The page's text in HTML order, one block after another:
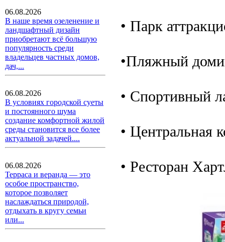
06.08.2026
В наше время озеленение и
ландшафтный дизайн
приобретают всё большую
популярность среди
владельцев частных домов,
дач,...
06.08.2026
В условиях городской суеты
и постоянного шума
создание комфортной жилой
среды становится все более
актуальной задачей....
06.08.2026
Терраса и веранда — это
особое пространство,
которое позволяет
наслаждаться природой,
отдыхать в кругу семьи
или...
• Парк
•Пляжный
• Спортивный
• Центральная
• Ресторан